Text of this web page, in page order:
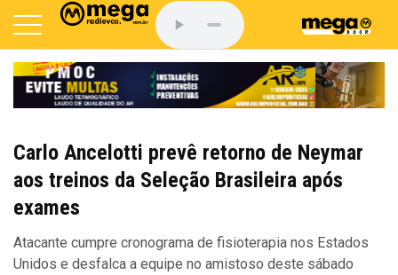
Carlo Ancelotti prevê retorno de Neymar
aos treinos da Seleção Brasileira após
exames
Atacante cumpre cronograma de fisioterapia nos Estados
Unidos e desfalca a equipe no amistoso deste sábado